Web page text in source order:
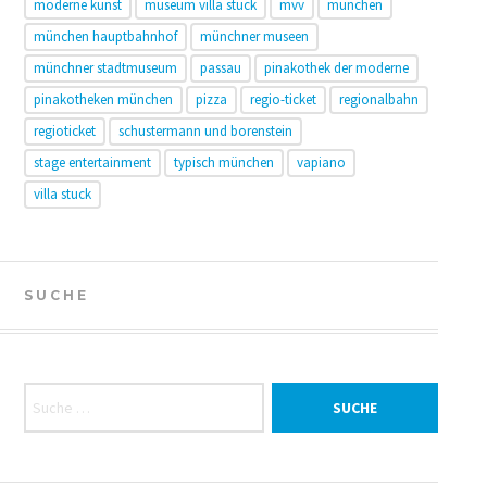
moderne kunst museum villa stuck mvv
münchen
münchen hauptbahnhof
münchner museen
münchner stadtmuseum
passau
pinakothek der moderne
pinakotheken münchen
pizza regio-ticket
regionalbahn
regioticket
schustermann und borenstein
stage entertainment
typisch münchen
vapiano
villa stuck
SUCHE